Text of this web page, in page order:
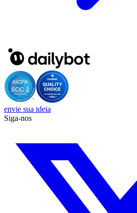
envie sua ideia
Siga-nos